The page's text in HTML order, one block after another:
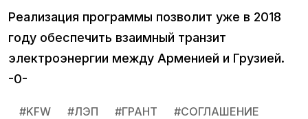
Реализация программы позволит уже в 2018
году обеспечить взаимный транзит
электроэнергии между Арменией и Грузией.
-0-
#KFW #ЛЭП #ГРАНТ #СОГЛАШЕНИЕ